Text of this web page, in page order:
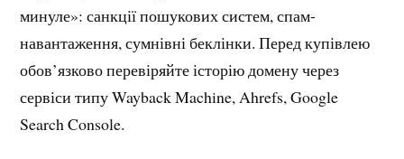
минуле»: санкції пошукових систем, спам-
навантаження, сумнівні беклінки. Перед купівлею
обов’язково перевіряйте історію домену через
сервіси типу Wayback Machine, Ahrefs, Google
Search Console.